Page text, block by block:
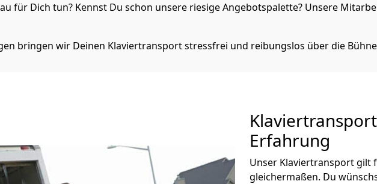
für Dich tun? Kennst Du schon unsere riesige Angebotspalette? Unsere
bringen wir Deinen Klaviertransport stressfrei und reibungslos über die
Erfahrung
Unser Klaviertransport gilt
gleichermaßen. Du